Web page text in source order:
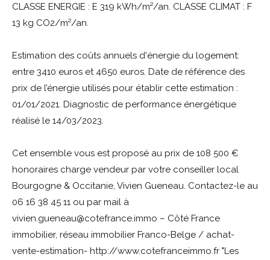
CLASSE ENERGIE : E 319 kWh/m²/an. CLASSE CLIMAT : F
13 kg CO2/m²/an.
Estimation des coûts annuels d'énergie du logement:
entre 3410 euros et 4650 euros. Date de référence des
prix de l’énergie utilisés pour établir cette estimation :
01/01/2021. Diagnostic de performance énergétique
réalisé le 14/03/2023.
Cet ensemble vous est proposé au prix de 108 500 €
honoraires charge vendeur par votre conseiller local
Bourgogne & Occitanie, Vivien Gueneau. Contactez-le au
06 16 38 45 11 ou par mail à
vivien.gueneau@cotefrance.immo – Côté France
immobilier, réseau immobilier Franco-Belge / achat-
vente-estimation- http://www.cotefranceimmo.fr "Les